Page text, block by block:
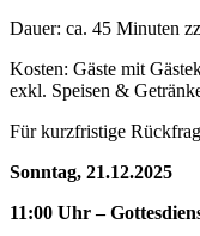
Dauer: ca. 45 Minuten
Kosten: Gäste mit
exkl. Speisen &
Für kurzfristige
Sonntag, 21.12.2025
11:00 Uhr –